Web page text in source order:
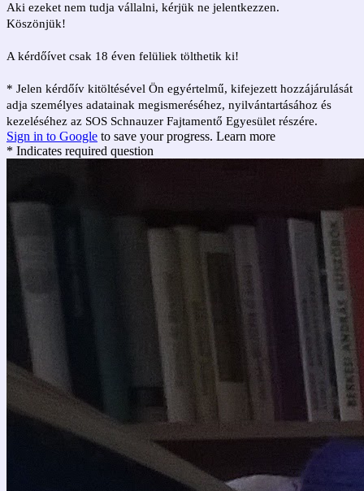
Aki ezeket nem tudja vállalni, kérjük ne jelentkezzen.
Köszönjük!
A kérdőívet csak 18 éven felüliek tölthetik ki!
* Jelen kérdőív kitöltésével Ön egyértelmű, kifejezett hozzájárulását
adja személyes adatainak megismeréséhez, nyilvántartásához és
kezeléséhez az SOS Schnauzer Fajtamentő Egyesület részére.
Sign in to Google to save your progress. Learn more
* Indicates required question